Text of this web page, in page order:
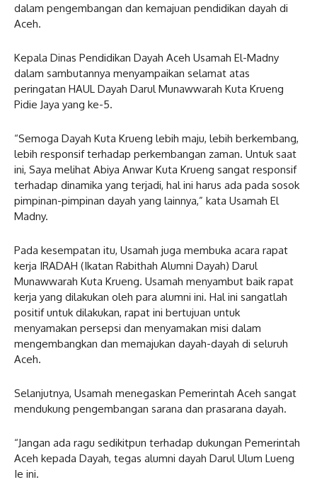
dalam pengembangan dan kemajuan pendidikan dayah di
Aceh.
Kepala Dinas Pendidikan Dayah Aceh Usamah El-Madny
dalam sambutannya menyampaikan selamat atas
peringatan HAUL Dayah Darul Munawwarah Kuta Krueng
Pidie Jaya yang ke-5.
“Semoga Dayah Kuta Krueng lebih maju, lebih berkembang,
lebih responsif terhadap perkembangan zaman. Untuk saat
ini, Saya melihat Abiya Anwar Kuta Krueng sangat responsif
terhadap dinamika yang terjadi, hal ini harus ada pada sosok
pimpinan-pimpinan dayah yang lainnya,” kata Usamah El
Madny.
Pada kesempatan itu, Usamah juga membuka acara rapat
kerja IRADAH (Ikatan Rabithah Alumni Dayah) Darul
Munawwarah Kuta Krueng. Usamah menyambut baik rapat
kerja yang dilakukan oleh para alumni ini. Hal ini sangatlah
positif untuk dilakukan, rapat ini bertujuan untuk
menyamakan persepsi dan menyamakan misi dalam
mengembangkan dan memajukan dayah-dayah di seluruh
Aceh.
Selanjutnya, Usamah menegaskan Pemerintah Aceh sangat
mendukung pengembangan sarana dan prasarana dayah.
“Jangan ada ragu sedikitpun terhadap dukungan Pemerintah
Aceh kepada Dayah, tegas alumni dayah Darul Ulum Lueng
Ie ini.